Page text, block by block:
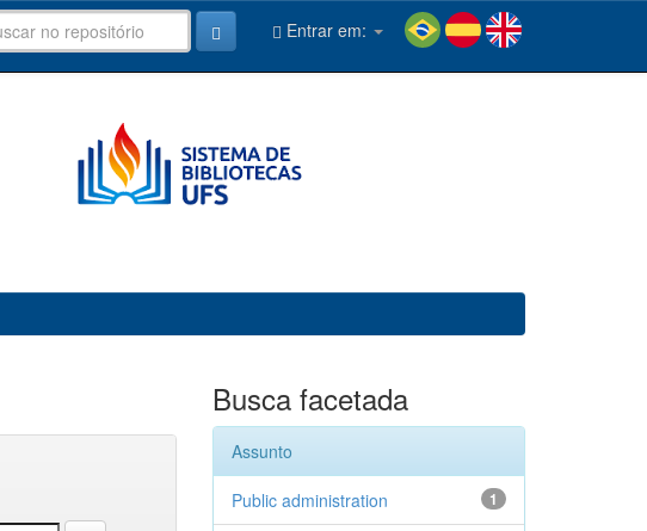
Entrar em:
Busca facetada
Assunto
1
Public administration